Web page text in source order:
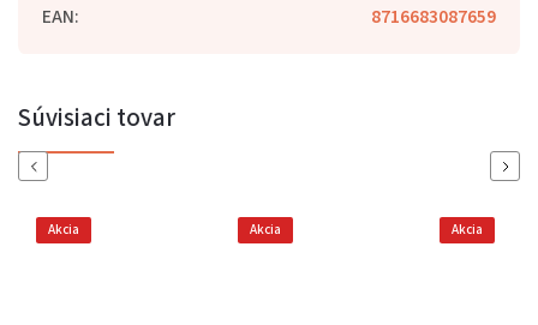
EAN: 8716683087659
Súvisiaci tovar
Previous
Akcia Akcia Akcia
Next